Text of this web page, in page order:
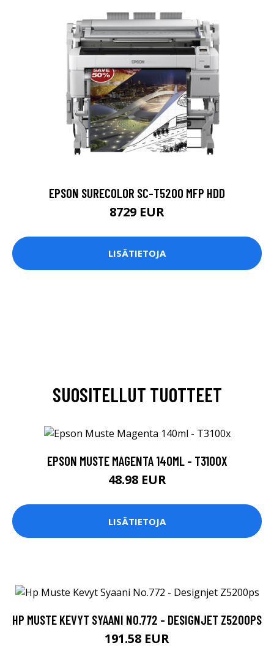
EPSON SURECOLOR SC-T5200 MFP HDD
8729 EUR
LISÄTIETOJA
SUOSITELLUT TUOTTEET
EPSON MUSTE MAGENTA 140ML - T3100X
48.98 EUR
LISÄTIETOJA
HP MUSTE KEVYT SYAANI NO.772 - DESIGNJET Z5200PS
191.58 EUR